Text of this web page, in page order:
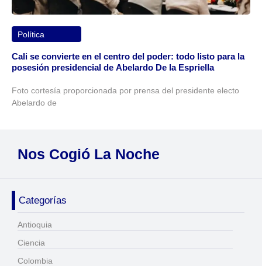
Política
Cali se convierte en el centro del poder: todo listo para la
posesión presidencial de Abelardo De la Espriella
Foto cortesía proporcionada por prensa del presidente electo
Abelardo de
Nos Cogió La Noche
Categorías
Antioquia
Ciencia
Colombia